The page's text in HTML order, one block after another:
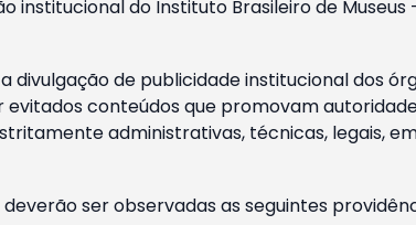
institucional do Instituto Brasileiro de
divulgação de publicidade institucional dos
conteúdos que promovam
administrativas, técnicas, legais,
ser observadas as seguintes